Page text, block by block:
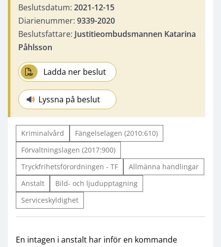
Beslutsdatum: 2021-12-15
Diarienummer: 9339-2020
Beslutsfattare: Justitieombudsmannen Katarina
Påhlsson
Ladda ner beslut
Lyssna på beslut
Kriminalvård
Fängelselagen (2010:610)
Förvaltningslagen (2017:900)
Tryckfrihetsförordningen - TF
Allmänna handlingar
Anstalt
Bild- och ljudupptagning
Serviceskyldighet
En intagen i anstalt har inför en kommande